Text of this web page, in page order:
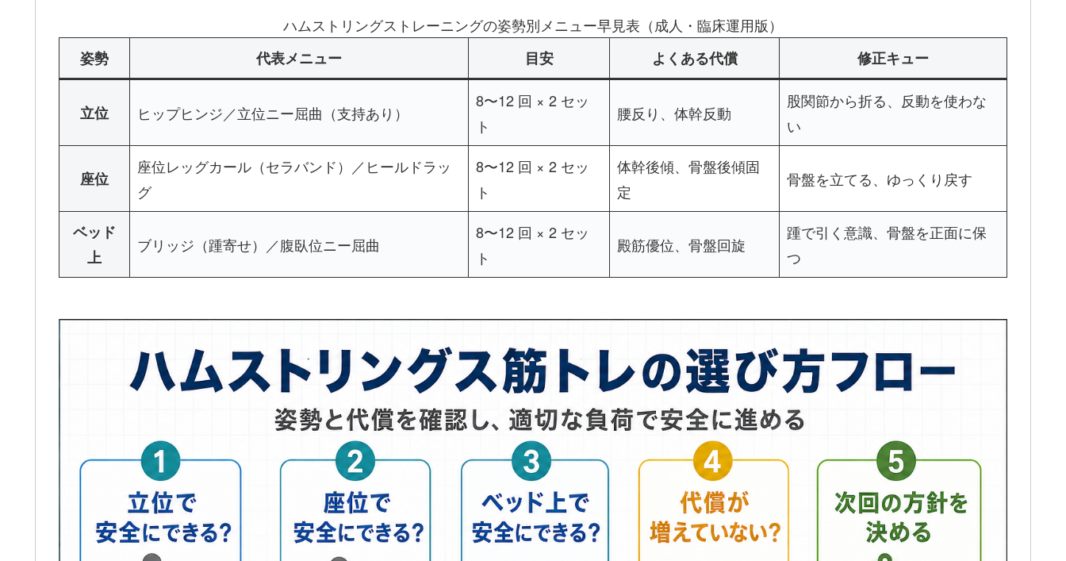
ハムストリングストレーニングの姿勢別メニュー早見表（成人・臨床運用版）
姿勢
代表メニュー 目安 よくある代償 修正キュー
立位 ヒップヒンジ／立位ニー屈曲（支持あり）
8〜12 回 × 2 セッ
ト
腰反り、体幹反動
股関節から折る、反動を使わな
い
座位
座位レッグカール（セラバンド）／ヒールドラッ
グ
8〜12 回 × 2 セッ
ト
体幹後傾、骨盤後傾固
定
骨盤を立てる、ゆっくり戻す
ベッド
上
ブリッジ（踵寄せ）／腹臥位ニー屈曲
8〜12 回 × 2 セッ
ト
殿筋優位、骨盤回旋
踵で引く意識、骨盤を正面に保
つ